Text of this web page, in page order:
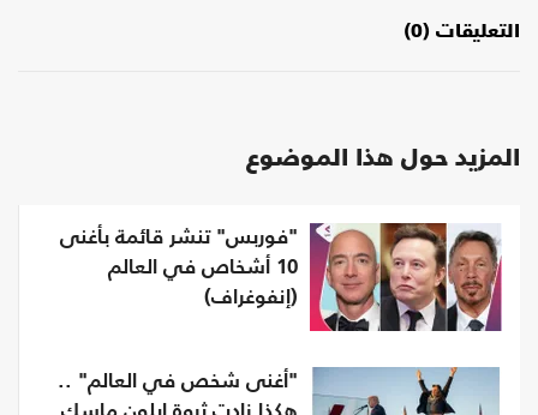
التعليقات (0)
المزيد حول هذا الموضوع
"فوربس" تنشر قائمة بأغنى
10 أشخاص في العالم
(إنفوغراف)
"أغنى شخص في العالم" ..